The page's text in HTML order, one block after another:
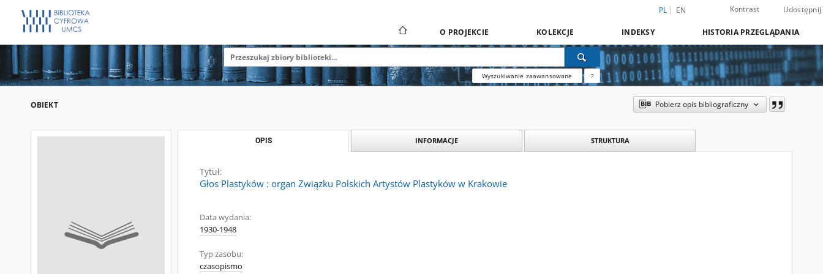
PL EN Kontrast Udostępnij
O PROJEKCIE KOLEKCJE INDEKSY HISTORIA PRZEGLĄDANIA
Wyszukiwanie zaawansowane ?
OBIEKT Pobierz opis bibliograficzny
OPIS INFORMACJE STRUKTURA
Tytuł:
Głos Plastyków : organ Związku Polskich Artystów Plastyków w Krakowie
Data wydania:
1930-1948
Typ zasobu:
czasopismo